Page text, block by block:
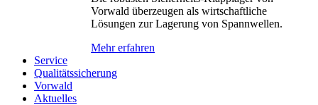
Vorwald überzeugen als wirtschaftliche
Lösungen zur Lagerung von Spannwellen.
Mehr erfahren
Service
Qualitätssicherung
Vorwald
Aktuelles